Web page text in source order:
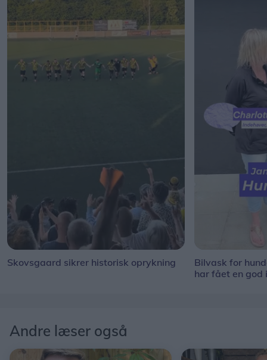
Skovsgaard sikrer historisk oprykning
Bilvask for
har fået en god
Andre læser også